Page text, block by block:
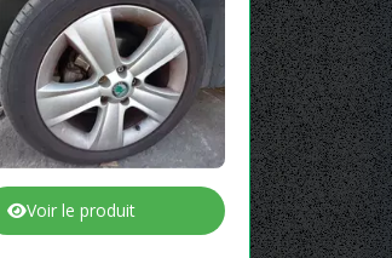
Voir le produit